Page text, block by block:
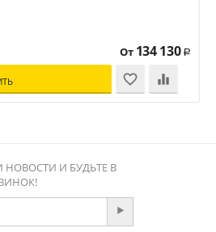
От 134 130 Р
И БУДЬТЕ В